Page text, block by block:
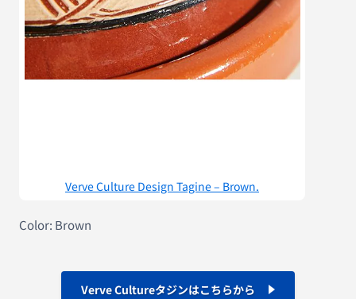
Verve Culture Design Tagine – Brown.
Color: Brown
Verve Cultureタジンはこちらから